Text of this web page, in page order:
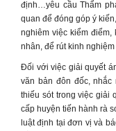
định…yêu cầu Thẩm
quan để đóng góp ý
nghiêm việc kiểm
nhân, để rút kinh
Đối với việc giải quyết
văn bản đôn đốc,
thiếu sót trong việc giải
cấp huyện tiến hành rà
luật định tại đơn vị và